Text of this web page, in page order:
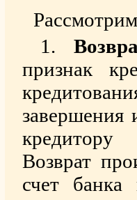
признак
завершения
кредитору
Возврат
счет банка